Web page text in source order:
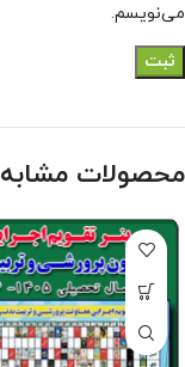
می‌نویسم.
محصولات مشابه